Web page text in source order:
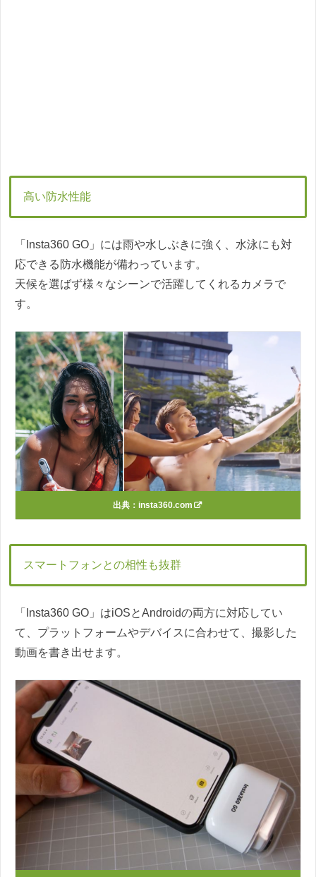
高い防水性能
「Insta360 GO」には雨や水しぶきに強く、水泳にも対
応できる防水機能が備わっています。
天候を選ばず様々なシーンで活躍してくれるカメラで
す。
出典： insta360.com
スマートフォンとの相性も抜群
「Insta360 GO」はiOSとAndroidの両方に対応してい
て、プラットフォームやデバイスに合わせて、撮影した
動画を書き出せます。